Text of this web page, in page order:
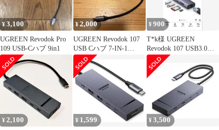
¥3,100
UGREEN Revodok Pro
109 USB-Cハブ 9in1
¥2,000
UGREEN Revodok 107
USB Cハブ 7-IN-1
4K60Hz
¥900
T*k様 UGREEN
Revodok 107 USB3.0ハ
ブ
¥2,100 ¥ 1,599 ¥3,500